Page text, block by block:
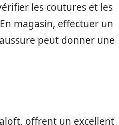
les coutures et les
magasin, effectuer un
peut donner une
offrent un excellent